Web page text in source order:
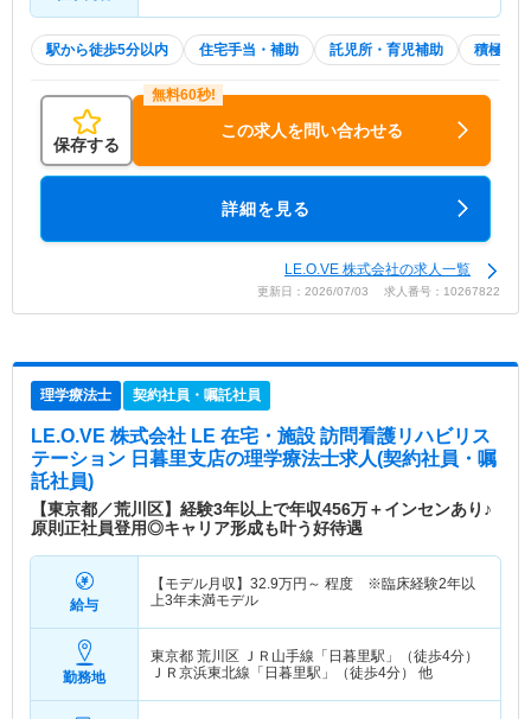
駅から徒歩5分以内 住宅手当・補助 託児所・育児補助 積極採
保存する
この求人を問い合わせる
詳細を見る
LE.O.VE 株式会社の求人一覧
更新日：2026/07/03 求人番号：10267822
理学療法士 契約社員・嘱託社員
LE.O.VE 株式会社 LE 在宅・施設 訪問看護リハビリス
テーション 日暮里支店の理学療法士求人(契約社員・嘱
託社員)
【東京都／荒川区】経験3年以上で年収456万＋インセンあり♪
原則正社員登用◎キャリア形成も叶う好待遇
給与
【モデル月収】 32.9万円～ 程度 ※臨床経験2年以
上3年未満モデル
勤務地
東京都 荒川区 ＪＲ山手線「日暮里駅」（徒歩4分）
ＪＲ京浜東北線「日暮里駅」（徒歩4分） 他